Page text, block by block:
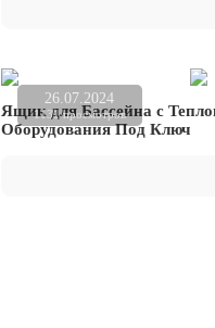
26.07.2024
1131 просмотров
Ящик для Бассейна с
Оборудования Под Ключ